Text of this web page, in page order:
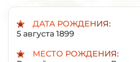
ДАТА РОЖДЕНИЯ:
5 августа 1899
МЕСТО РОЖДЕНИЯ: